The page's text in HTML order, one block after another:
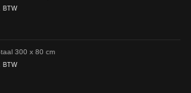
BTW
300 x 80 cm
BTW